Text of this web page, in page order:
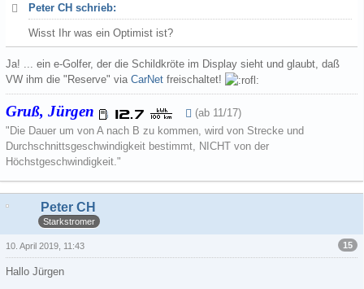
Peter CH schrieb:
Wisst Ihr was ein Optimist ist?
Ja! ... ein e-Golfer, der die Schildkröte im Display sieht und glaubt, daß
VW ihm die "Reserve" via CarNet freischaltet!
Gruß, Jürgen
(ab 11/17)
"Die Dauer um von A nach B zu kommen, wird von Strecke und
Durchschnittsgeschwindigkeit bestimmt, NICHT von der
Höchstgeschwindigkeit."
Peter CH
Starkstromer
15
10. April 2019, 11:43
Hallo Jürgen